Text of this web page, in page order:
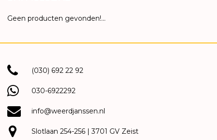
Geen producten gevonden!...
(030) 692 22 92
030-6922292
info@weerdjanssen.nl
Slotlaan 254-256 | 3701 GV Zeist